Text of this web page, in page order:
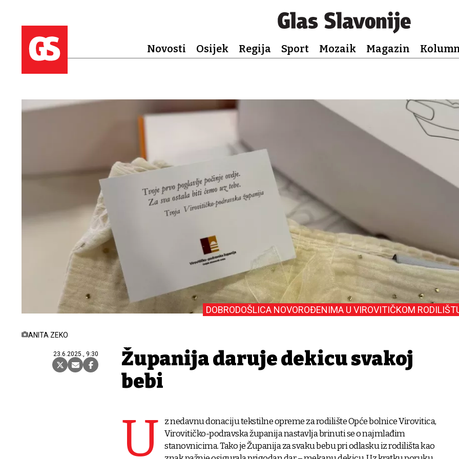
Novosti Osijek Regija Sport Mozaik Magazin
ANITA ZEKO
23.6.2025., 9:30
DOBRODOŠLICA NOVOROĐENIMA U VIROVITIČKOM
Županija daruje dekicu svakoj
bebi
U
z nedavnu donaciju tekstilne opreme za rodilište Opće bolnice Virovitica,
Virovitičko-podravska županija nastavlja brinuti se o najmlađim
stanovnicima. Tako je Županija za svaku bebu pri odlasku iz rodilišta kao